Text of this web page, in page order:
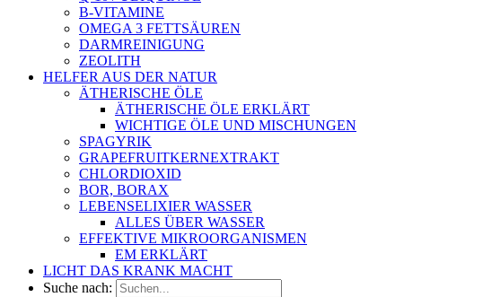
B-VITAMINE
OMEGA 3 FETTSÄUREN
DARMREINIGUNG
ZEOLITH
HELFER AUS DER NATUR
ÄTHERISCHE ÖLE
ÄTHERISCHE ÖLE ERKLÄRT
WICHTIGE ÖLE UND MISCHUNGEN
SPAGYRIK
GRAPEFRUITKERNEXTRAKT
CHLORDIOXID
BOR, BORAX
LEBENSELIXIER WASSER
ALLES ÜBER WASSER
EFFEKTIVE MIKROORGANISMEN
EM ERKLÄRT
LICHT DAS KRANK MACHT
Suche nach: